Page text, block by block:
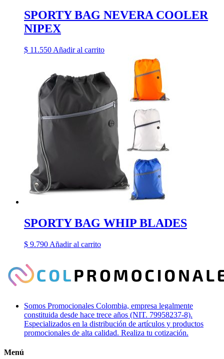
SPORTY BAG NEVERA COOLER
NIPEX
$ 11.550 Añadir al carrito
SPORTY BAG WHIP BLADES
$ 9.790 Añadir al carrito
Somos Promocionales Colombia, empresa legalmente
constituida desde hace trece años (NIT. 79958237-8).
Especializados en la distribución de artículos y productos
promocionales de alta calidad. Realiza tu cotización.
Menú